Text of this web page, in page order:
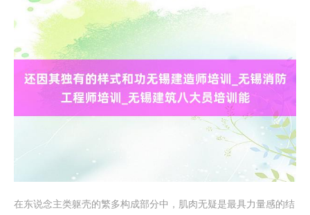
在东说念主类躯壳的繁多构成部分中，肌肉无疑是最具力量感的结